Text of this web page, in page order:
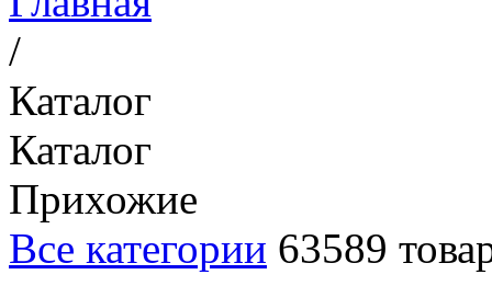
/
Каталог
Каталог
Прихожие
Все категории 63589